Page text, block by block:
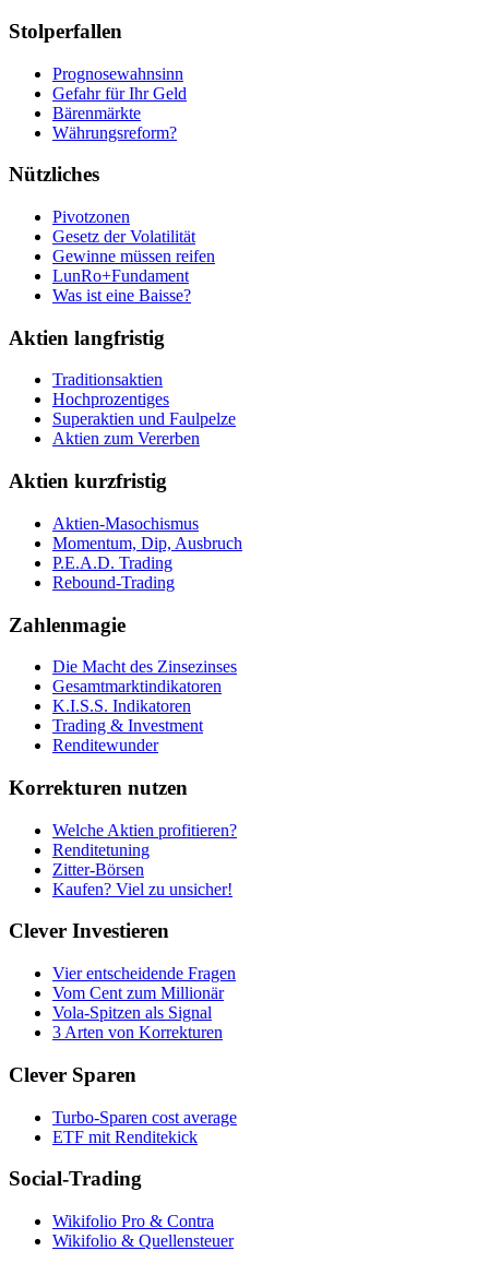
Stolperfallen
Prognosewahnsinn
Gefahr für Ihr Geld
Bärenmärkte
Währungsreform?
Nützliches
Pivotzonen
Gesetz der Volatilität
Gewinne müssen reifen
LunRo+Fundament
Was ist eine Baisse?
Aktien langfristig
Traditionsaktien
Hochprozentiges
Superaktien und Faulpelze
Aktien zum Vererben
Aktien kurzfristig
Aktien-Masochismus
Momentum, Dip, Ausbruch
P.E.A.D. Trading
Rebound-Trading
Zahlenmagie
Die Macht des Zinsezinses
Gesamtmarktindikatoren
K.I.S.S. Indikatoren
Trading & Investment
Renditewunder
Korrekturen nutzen
Welche Aktien profitieren?
Renditetuning
Zitter-Börsen
Kaufen? Viel zu unsicher!
Clever Investieren
Vier entscheidende Fragen
Vom Cent zum Millionär
Vola-Spitzen als Signal
3 Arten von Korrekturen
Clever Sparen
Turbo-Sparen cost average
ETF mit Renditekick
Social-Trading
Wikifolio Pro & Contra
Wikifolio & Quellensteuer